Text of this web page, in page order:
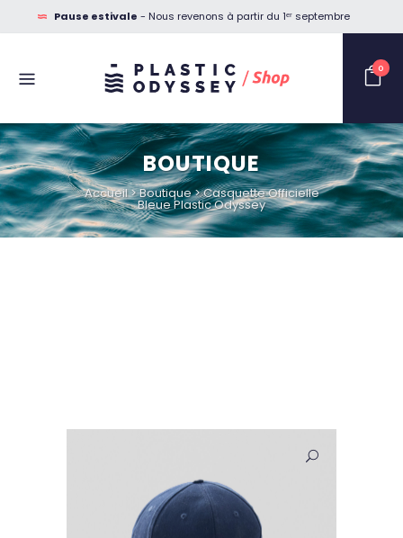
Pause estivale - Nous revenons à partir du 1ᵉʳ septembre
0
BOUTIQUE
Accueil>Boutique>Casquette Officielle
Bleue Plastic Odyssey